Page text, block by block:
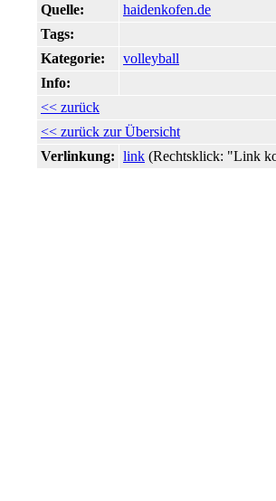
Quelle: haidenkofen.de
Tags:
Kategorie:
volleyball
Info:
<< zurück
<< zurück zur Übersicht
Verlinkung: link (Rechtsklick: "Link